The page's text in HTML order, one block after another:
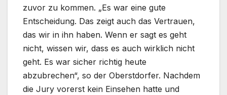
zuvor zu kommen. „Es war eine gute
Entscheidung. Das zeigt auch das Vertrauen,
das wir in ihn haben. Wenn er sagt es geht
nicht, wissen wir, dass es auch wirklich nicht
geht. Es war sicher richtig heute
abzubrechen“, so der Oberstdorfer. Nachdem
die Jury vorerst kein Einsehen hatte und